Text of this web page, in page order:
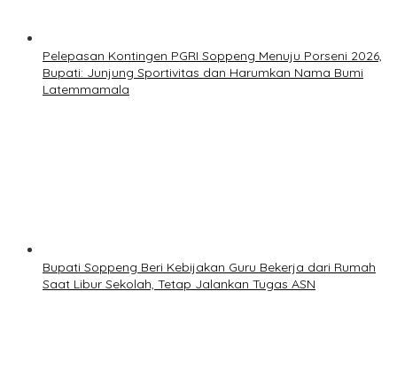
Pelepasan Kontingen PGRI Soppeng Menuju Porseni 2026,
Bupati: Junjung Sportivitas dan Harumkan Nama Bumi
Latemmamala
Bupati Soppeng Beri Kebijakan Guru Bekerja dari Rumah
Saat Libur Sekolah, Tetap Jalankan Tugas ASN